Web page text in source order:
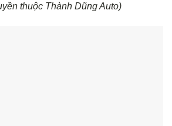
thuộc Thành Dũng Auto)